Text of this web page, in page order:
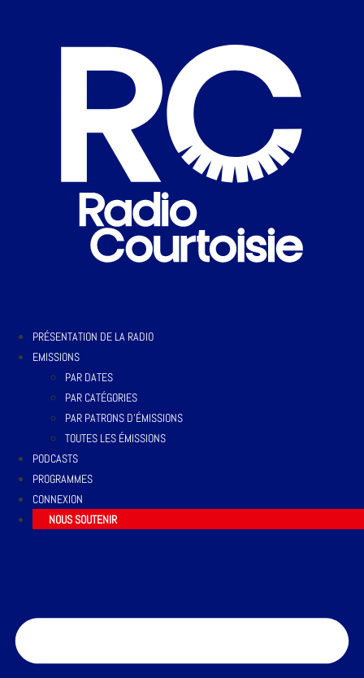
PRÉSENTATION DE LA RADIO
EMISSIONS
PAR DATES
PAR CATÉGORIES
PAR PATRONS D’ÉMISSIONS
TOUTES LES ÉMISSIONS
PODCASTS
PROGRAMMES
CONNEXION
NOUS SOUTENIR